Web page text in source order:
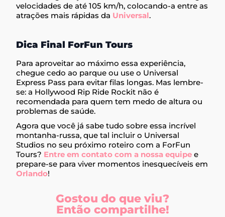
velocidades de até 105 km/h, colocando-a entre as
atrações mais rápidas da Universal.
Dica Final ForFun Tours
Para aproveitar ao máximo essa experiência,
chegue cedo ao parque ou use o Universal
Express Pass para evitar filas longas. Mas lembre-
se: a Hollywood Rip Ride Rockit não é
recomendada para quem tem medo de altura ou
problemas de saúde.
Agora que você já sabe tudo sobre essa incrível
montanha-russa, que tal incluir o Universal
Studios no seu próximo roteiro com a ForFun
Tours? Entre em contato com a nossa equipe e
prepare-se para viver momentos inesquecíveis em
Orlando!
Gostou do que viu?
Então compartilhe!